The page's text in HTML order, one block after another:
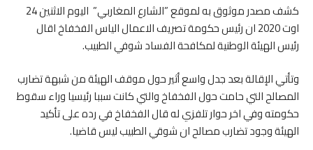
كشف مصدر موثوق به لموقع ”الشارع المغاربي” اليوم الاثنين 24
اوت 2020 ان رئيس حكومة تصريف الاعمال الياس الفخفاخ اقال
رئيس الهيئة الوطنية لمكافحة الفساد شوفي الطبيب.
وتأتي الإقالة بعد جدل واسع أثير حول موقف الهيئة من شبهة تضارب
المصالح التي حامت حول الفخفاخ والتي كانت سببا رئيسيا وراء سقوط
حكومته وفي اخر حوار تلفزي له قال الفخفاخ في رده على تأكيد
الهيئة وجود تضارب مصالح ان شوقي الطبيب ليس قاضيا.